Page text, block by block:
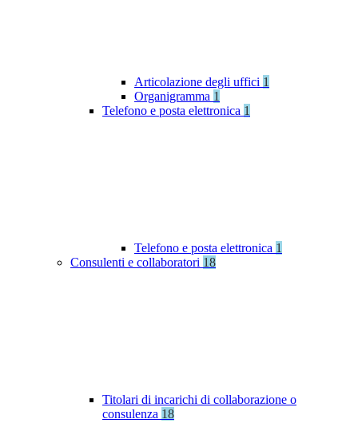
Articolazione degli uffici 1
Organigramma 1
Telefono e posta elettronica 1
Telefono e posta elettronica 1
Consulenti e collaboratori 18
Titolari di incarichi di collaborazione o
consulenza 18